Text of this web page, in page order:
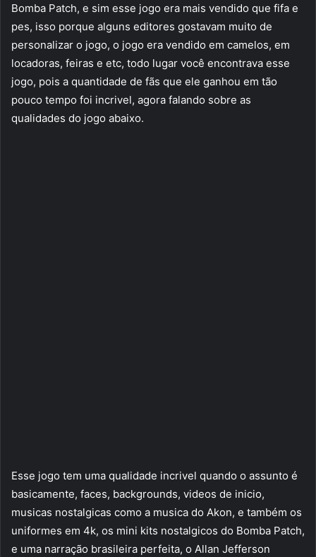
Bomba Patch, e sim esse jogo era mais vendido que fifa e
pes, isso porque alguns editores gostavam muito de
personalizar o jogo, o jogo era vendido em camelos, em
locadoras, feiras e etc, todo lugar você encontrava esse
jogo, pois a quantidade de fãs que ele ganhou em tão
pouco tempo foi incrivel, agora falando sobre as
qualidades do jogo abaixo.
Esse jogo tem uma qualidade incrivel quando o assunto é
basicamente, faces, backgrounds, videos de inicio,
musicas nostalgicas como a musica do Akon, e também os
uniformes em 4k, os mini kits nostalgicos do Bomba Patch,
e uma narração brasileira perfeita, o Allan Jefferson